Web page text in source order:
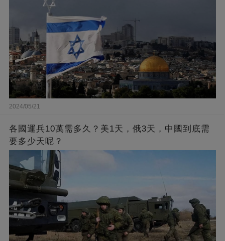
2024/05/21
各國運兵10萬需多久？美1天，俄3天，中國到底需
要多少天呢？